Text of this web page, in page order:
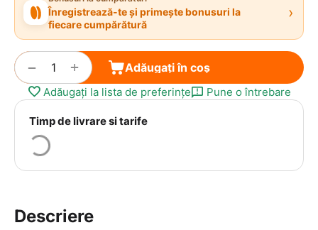
Înregistrează-te și primește bonusuri la
fiecare cumpărătură
›
+
− Adăugați în coș
Adăugați la lista de preferințe Pune o întrebare
Timp de livrare si tarife
Descriere